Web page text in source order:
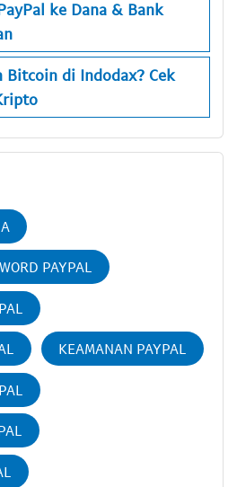
ke Dana & Bank
Bitcoin di Indodax? Cek
PAYPAL
KEAMANAN PAYPAL